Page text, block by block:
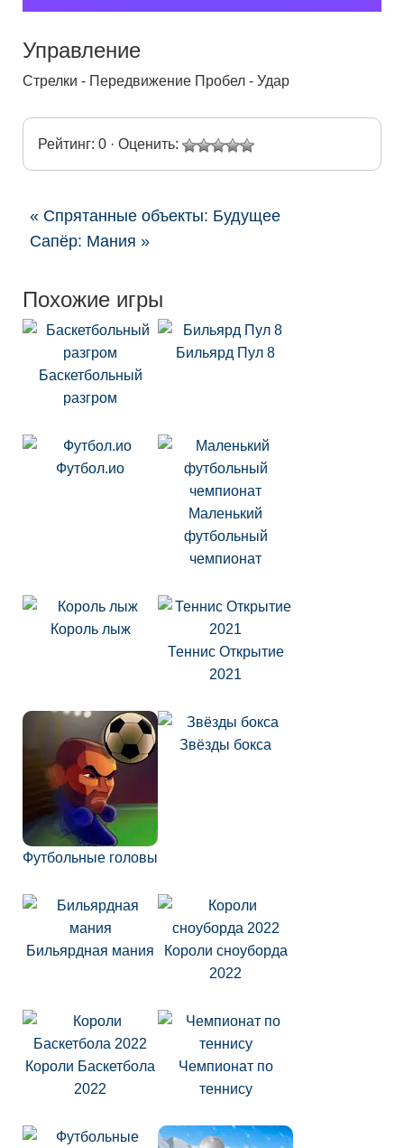
Управление
Стрелки - Передвижение Пробел - Удар
Рейтинг: 0 · Оценить:
« Спрятанные объекты: Будущее
Сапёр: Мания »
Похожие игры
Баскетбольный
разгром
Бильярд Пул 8
Футбол.ио
Маленький
футбольный
чемпионат
Король лыж
Теннис Открытие
2021
Футбольные головы
Звёзды бокса
Бильярдная мания
Короли сноуборда
2022
Короли Баскетбола
2022
Чемпионат по
теннису